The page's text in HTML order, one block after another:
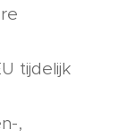
tijdelijk
,